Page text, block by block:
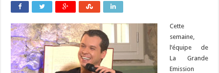
Cette
semaine,
l’équipe de
La Grande
Emission